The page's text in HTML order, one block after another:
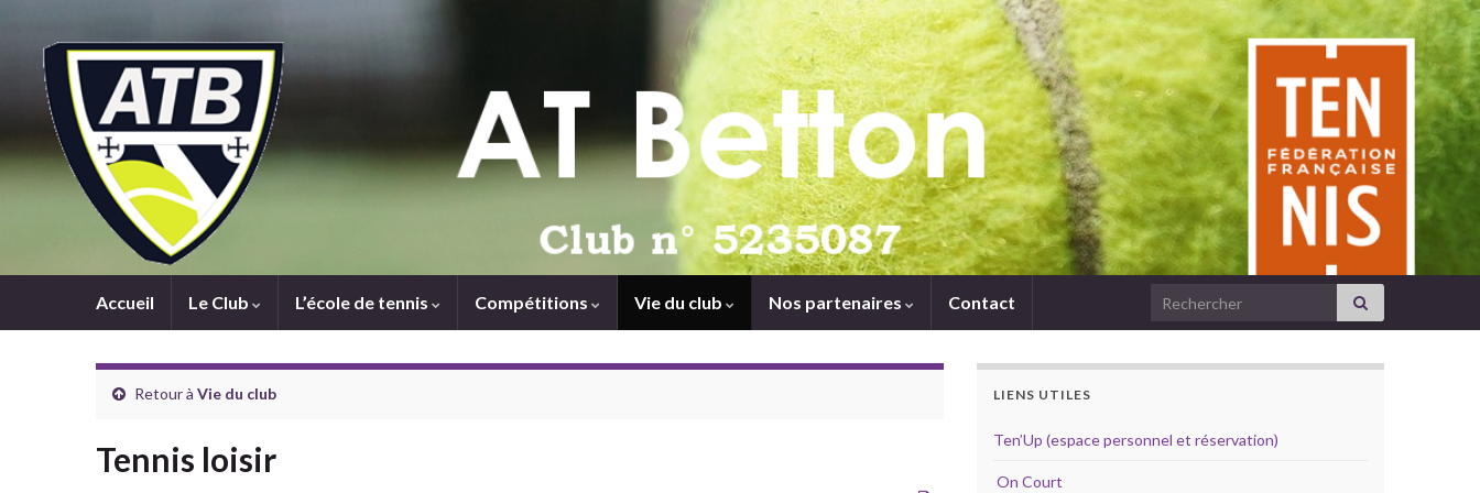
Accueil Le Club L’école de tennis Compétitions Vie du club Nos partenaires Contact Search for:
Retour à Vie du club
Tennis loisir
LIENS UTILES
Ten’Up (espace personnel et réservation)
On Court